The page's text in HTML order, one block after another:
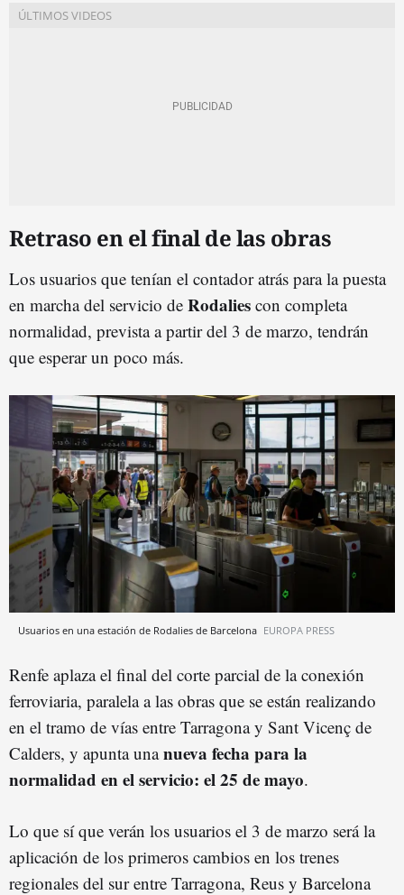
Retraso en el final de las obras
Los usuarios que tenían el contador atrás para la puesta
en marcha del servicio de Rodalies con completa
normalidad, prevista a partir del 3 de marzo, tendrán
que esperar un poco más.
Usuarios en una estación de Rodalies de Barcelona EUROPA PRESS
Renfe aplaza el final del corte parcial de la conexión
ferroviaria, paralela a las obras que se están realizando
en el tramo de vías entre Tarragona y Sant Vicenç de
Calders, y apunta unanueva fecha para la
normalidad en el servicio: el 25 de mayo.
Lo que sí que verán los usuarios el 3 de marzo será la
aplicación de los primeros cambios en los trenes
regionales del sur entre Tarragona, Reus y Barcelona